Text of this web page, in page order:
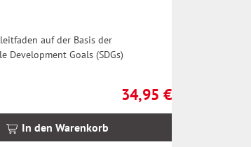
auf der Basis der
Development Goals (SDGs)
Regulärer Preis:
34,95 €
In den Warenkorb